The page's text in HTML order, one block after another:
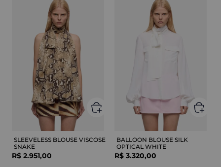
SLEEVELESS BLOUSE VISCOSE
SNAKE
R$ 2.951,00
BALLOON BLOUSE SILK
OPTICAL WHITE
R$ 3.320,00